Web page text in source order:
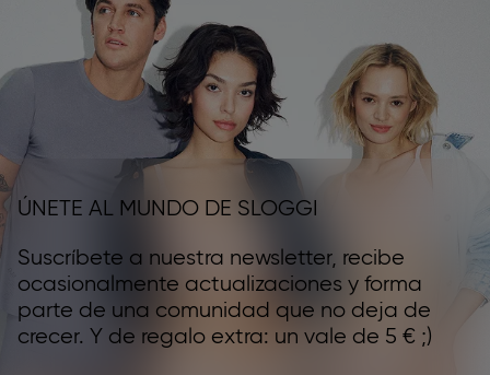
ÚNETE AL MUNDO DE SLOGGI
Suscríbete a nuestra newsletter, recibe
ocasionalmente actualizaciones y forma
parte de una comunidad que no deja de
crecer. Y de regalo extra: un vale de 5 € ;)